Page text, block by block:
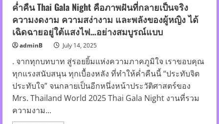
ค่ำคืน Thai Gala Night คือภาพฝันที่กลายเป็นจริง
ความงดงาม ความสง่างาม และพลังของผู้หญิง ได้
เฉิดฉายอยู่ใต้แสงไฟ…อย่างสมบูรณ์แบบ
adminB July 14, 2025
. จากทุกบทบาท สู่รอยยิ้มแห่งความภาคภูมิใจ เราขอบคุณ
ทุกแรงสนับสนุน ทุกเบื้องหลัง ที่ทำให้ค่ำคืนนี้ “ประทับจิต
ประทับใจ” จนกลายเป็นอีกหนึ่งหน้าประวัติศาสตร์ของ
Mrs. Thailand World 2025 Thai Gala Night งานที่รวม
ความงาม...